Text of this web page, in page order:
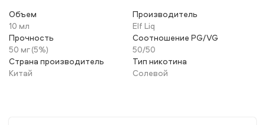
Объем
10 мл
Производитель
Elf Liq
Прочность
50 мг (5%)
Соотношение PG/VG
50/50
Страна производитель
Китай
Тип никотина
Солевой